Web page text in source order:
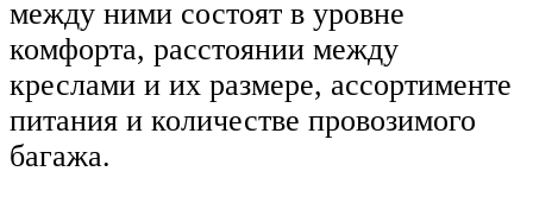
между ними состоят в уровне
комфорта, расстоянии между
креслами и их размере, ассортименте
питания и количестве провозимого
багажа.